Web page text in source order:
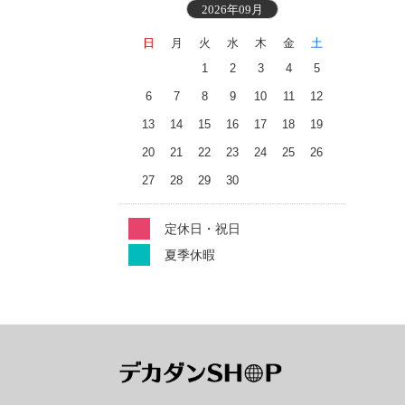
2026年09月
日 月 火 水 木 金
土
1
2 3 4 5
6 7 8 9 10 11 12
13 14 15 16 17 18 19
20 21 22 23 24 25 26
27 28 29 30
定休日・祝日
夏季休暇